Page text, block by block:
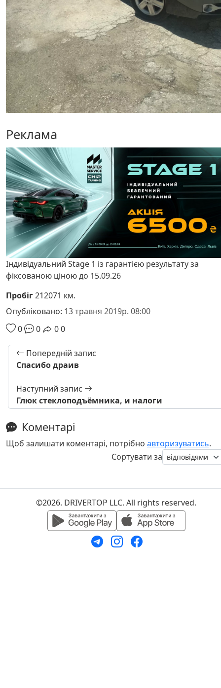
Реклама
Індивідуальний Stage 1 із гарантією результату за
фіксованою ціною до 15.09.26
Пробіг212071 км.
Опубліковано: 13 травня 2019р. 08:00
0
0 00
Попередній запис
Спасибо драив
Наступний запис
Глюк стеклоподъёмника, и налоги
Коментарі
Щоб залишати коментарі, потрібно авторизуватись.
Сортувати за
©2026. DRIVERTOP LLC. All rights reserved.